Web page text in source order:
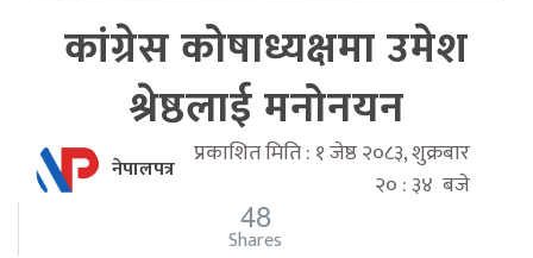
कांग्रेस कोषाध्यक्षमा उमेश
श्रेष्ठलाई मनोनयन
नेपालपत्र
प्रकाशित मिति : १ जेष्ठ २०८३, शुक्रबार
२० : ३४ बजे
48
Shares